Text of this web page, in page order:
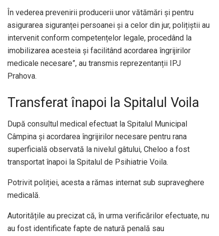
În vederea prevenirii producerii unor vătămări și pentru
asigurarea siguranței persoanei și a celor din jur, polițiștii au
intervenit conform competențelor legale, procedând la
imobilizarea acesteia și facilitând acordarea îngrijirilor
medicale necesare”, au transmis reprezentanții IPJ
Prahova.
Transferat înapoi la Spitalul Voila
După consultul medical efectuat la Spitalul Municipal
Câmpina și acordarea îngrijirilor necesare pentru rana
superficială observată la nivelul gâtului, Cheloo a fost
transportat înapoi la Spitalul de Psihiatrie Voila.
Potrivit poliției, acesta a rămas internat sub supraveghere
medicală.
Autoritățile au precizat că, în urma verificărilor efectuate, nu
au fost identificate fapte de natură penală sau